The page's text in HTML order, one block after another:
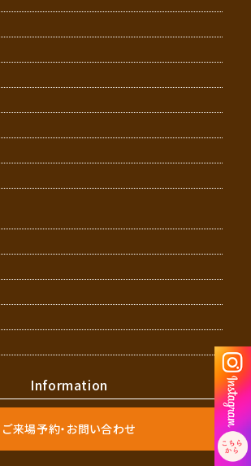
Information
ご来場予約・お問い合わせ